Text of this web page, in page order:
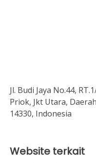
Jl. Budi Jaya No.44,
Priok, Jkt Utara,
14330, Indonesia
Website terkait